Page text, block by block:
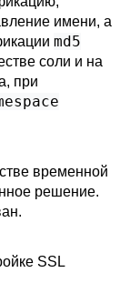
имени, а
md5
соли и на
при
временной
решение.
SSL